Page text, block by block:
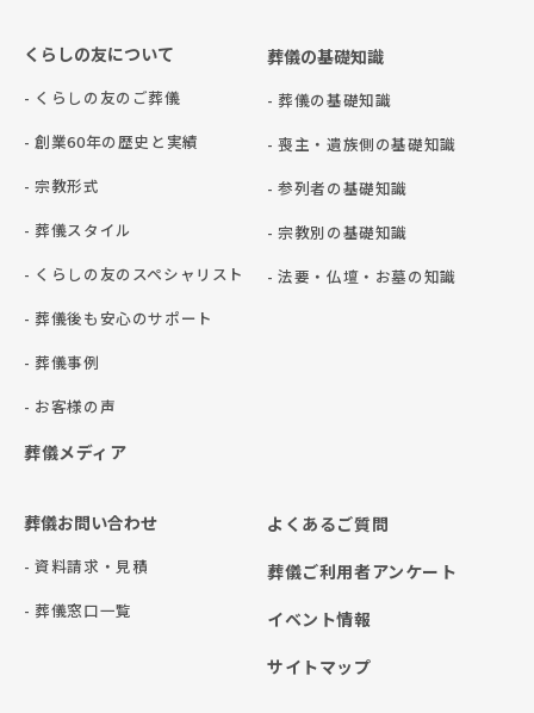
くらしの友について
- くらしの友のご葬儀
- 創業60年の歴史と実績
- 宗教形式
- 葬儀スタイル
- くらしの友のスペシャリスト
- 葬儀後も安心のサポート
- 葬儀事例
- お客様の声
葬儀メディア
葬儀の基礎知識
- 葬儀の基礎知識
- 喪主・遺族側の基礎知識
- 参列者の基礎知識
- 宗教別の基礎知識
- 法要・仏壇・お墓の知識
葬儀お問い合わせ
- 資料請求・見積
- 葬儀窓口一覧
よくあるご質問
葬儀ご利用者アンケート
イベント情報
サイトマップ